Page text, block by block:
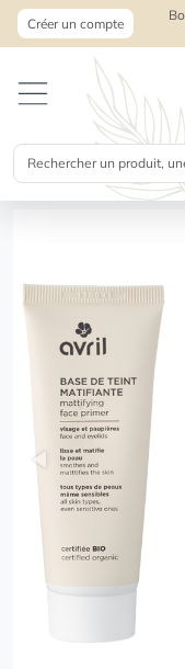
Créer un compte